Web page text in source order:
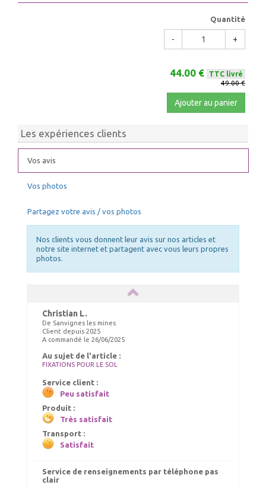
Quantité
- +
44.00 €
TTC livré
49.00 €
Ajouter au panier
Les expériences clients
Vos avis
Vos photos
Partagez votre avis / vos photos
Nos clients vous donnent leur avis sur nos articles et
notre site internet et partagent avec vous leurs propres
photos.
Christian L.
De Sanvignes les mines
Client depuis 2025
A commandé le 26/06/2025
Au sujet de l'article :
FIXATIONS POUR LE SOL
Service client :
Peu satisfait
Produit :
Très satisfait
Transport :
Satisfait
Service de renseignements par téléphone pas
clair